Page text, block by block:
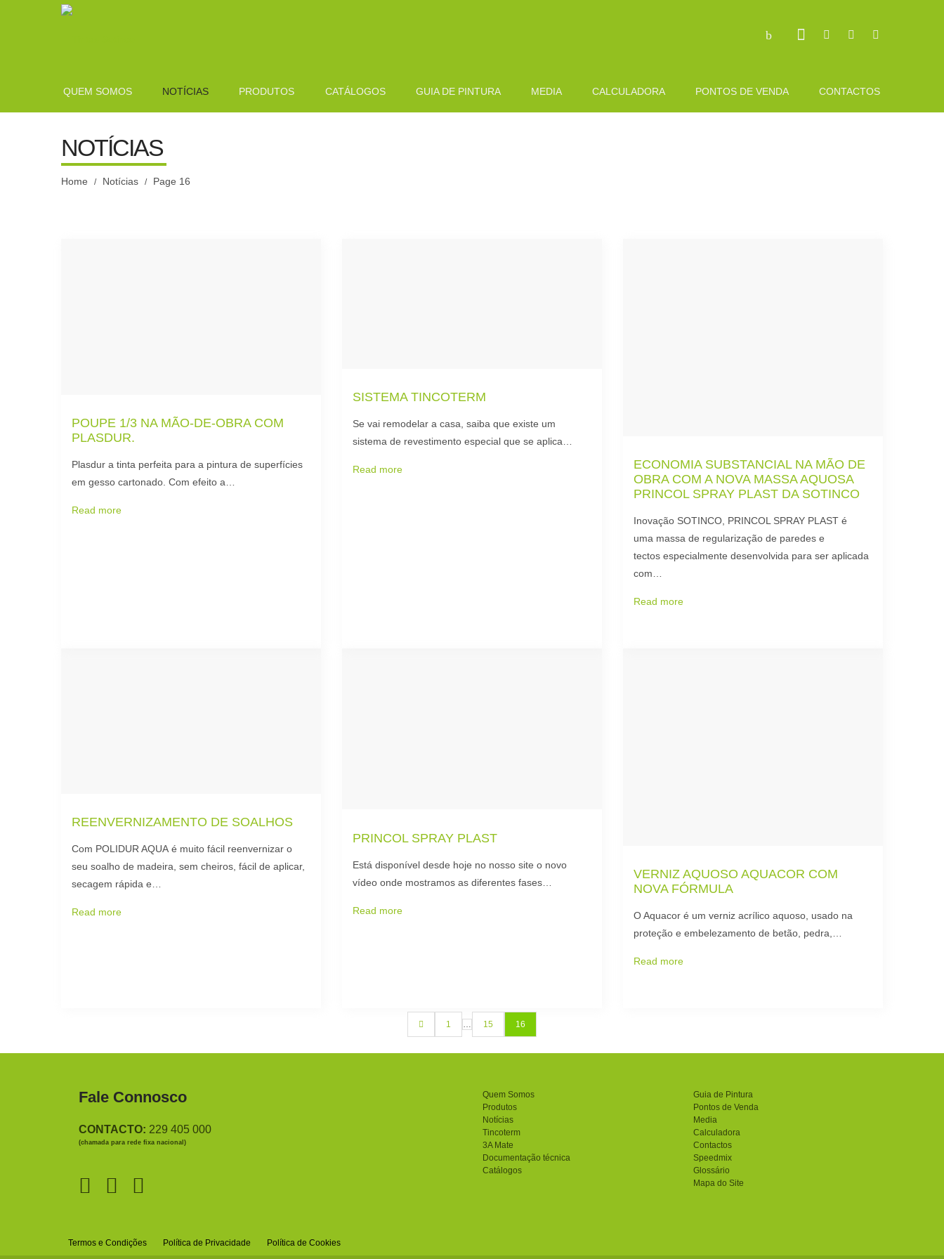
QUEM SOMOS NOTÍCIAS PRODUTOS CATÁLOGOS GUIA DE PINTURA MEDIA CALCULADORA PONTOS DE VENDA CONTACTOS
NOTÍCIAS
Home / Notícias / Page 16
POUPE 1/3 NA MÃO-DE-OBRA COM
PLASDUR.
Plasdur a tinta perfeita para a pintura de superfícies
em gesso cartonado. Com efeito a…
Read more
SISTEMA TINCOTERM
Se vai remodelar a casa, saiba que existe um
sistema de revestimento especial que se aplica…
Read more
ECONOMIA SUBSTANCIAL NA MÃO DE
OBRA COM A NOVA MASSA AQUOSA
PRINCOL SPRAY PLAST DA SOTINCO
Inovação SOTINCO, PRINCOL SPRAY PLAST é
uma massa de regularização de paredes e
tectos especialmente desenvolvida para ser aplicada
com…
Read more
REENVERNIZAMENTO DE SOALHOS
Com POLIDUR AQUA é muito fácil reenvernizar o
seu soalho de madeira, sem cheiros, fácil de aplicar,
secagem rápida e…
Read more
PRINCOL SPRAY PLAST
Está disponível desde hoje no nosso site o novo
vídeo onde mostramos as diferentes fases…
Read more
VERNIZ AQUOSO AQUACOR COM
NOVA FÓRMULA
O Aquacor é um verniz acrílico aquoso, usado na
proteção e embelezamento de betão, pedra,…
Read more
1 … 15 16
Fale Connosco
CONTACTO: 229 405 000
(chamada para rede fixa nacional)
Quem Somos
Produtos
Notícias
Tincoterm
3A Mate
Documentação técnica
Catálogos
Guia de Pintura
Pontos de Venda
Media
Calculadora
Contactos
Speedmix
Glossário
Mapa do Site
Termos e Condições Política de Privacidade Política de Cookies